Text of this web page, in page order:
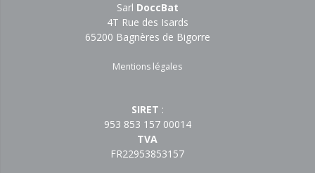
Sarl DoccBat
4T Rue des Isards
65200 Bagnères de Bigorre
Mentions légales
SIRET :
953 853 157 00014
TVA
FR22953853157